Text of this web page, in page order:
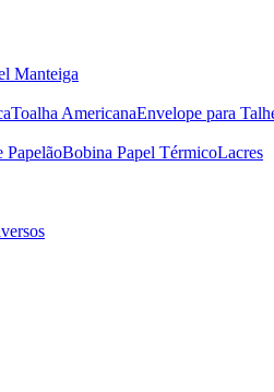
Manteiga
Toalha AmericanaEnvelope para
PapelãoBobina Papel TérmicoLacres